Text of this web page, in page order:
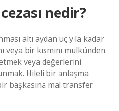
nedir?
altı aydan üç yıla kadar
veya bir kısmını mülkünden
veya değerlerini
Hileli bir anlaşma
başkasına mal transfer